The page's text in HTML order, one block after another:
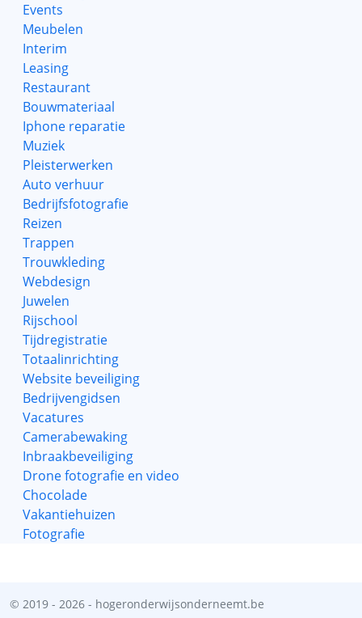
Events
Meubelen
Interim
Leasing
Restaurant
Bouwmateriaal
Iphone reparatie
Muziek
Pleisterwerken
Auto verhuur
Bedrijfsfotografie
Reizen
Trappen
Trouwkleding
Webdesign
Juwelen
Rijschool
Tijdregistratie
Totaalinrichting
Website beveiliging
Bedrijvengidsen
Vacatures
Camerabewaking
Inbraakbeveiliging
Drone fotografie en video
Chocolade
Vakantiehuizen
Fotografie
© 2019 - 2026 - hogeronderwijsonderneemt.be